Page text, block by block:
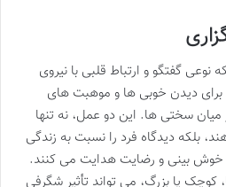
گفتگو و ارتباط قلبی با نیروی
برای دیدن خوبی ها و موهبت های
سختی ها. این دو عمل، نه تنها
بلکه دیدگاه فرد را نسبت به زندگی
خوش بینی و رضایت هدایت می کنند.
کوچک یا بزرگ، می تواند تأثیر شگرفی